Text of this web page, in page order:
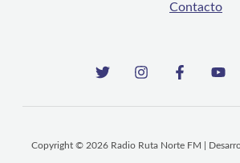
Contacto
Copyright © 2026 Radio Ruta Norte FM |